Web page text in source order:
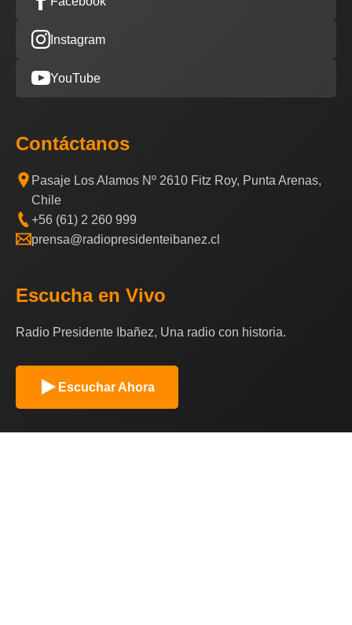
Instagram
YouTube
Contáctanos
Pasaje Los Alamos Nº 2610 Fitz Roy, Punta Arenas,
Chile
+56 (61) 2 260 999
prensa@radiopresidenteibanez.cl
Escucha en Vivo
Radio Presidente Ibañez, Una radio con historia.
Escuchar Ahora